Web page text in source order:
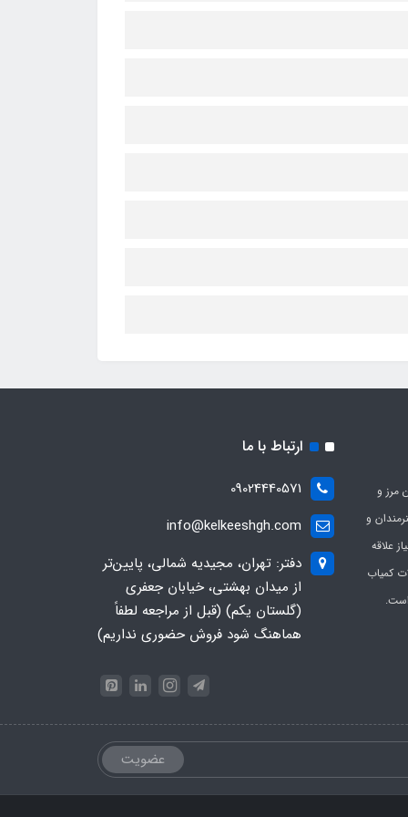
مرز و
هنرمندان و
علاقه
کمیاب
ارتباط با ما
09024440571
info@kelkeeshgh.com
دفتر: تهران، مجیدیه شمالی، پایین‌تر
از میدان بهشتی، خیابان جعفری
(گلستان یکم) (قبل از مراجعه لطفاً
هماهنگ شود فروش حضوری نداریم)
عضویت